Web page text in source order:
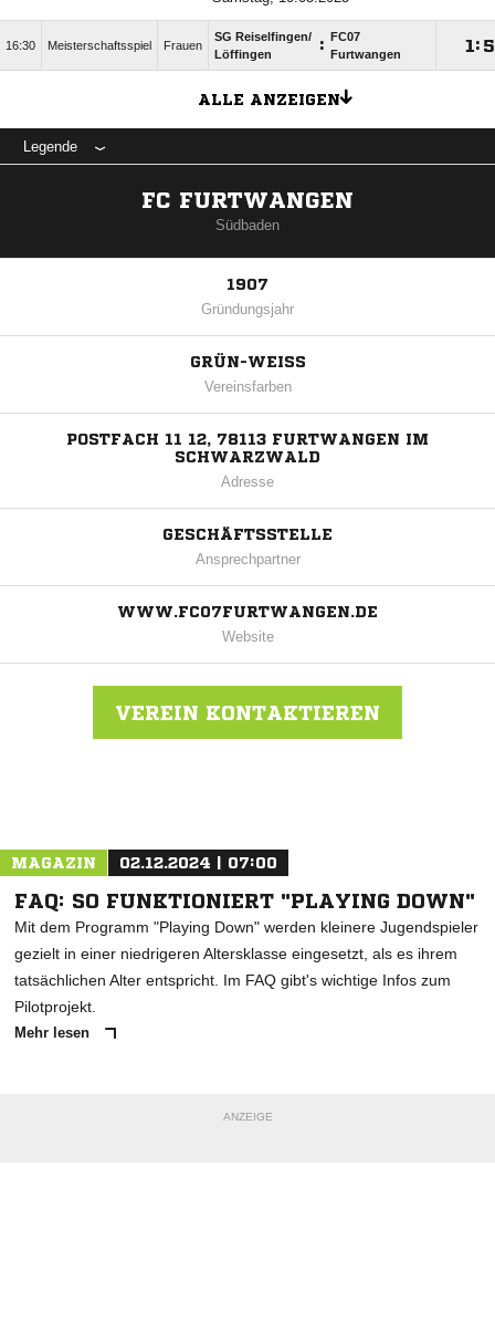
16:30 Meisterschaftsspiel Frauen
SG Reiselfingen/​
Löffingen
:
FC07
Furtwangen
: 
ALLE ANZEIGEN
Legende
FC FURTWANGEN
Südbaden
1907
Gründungsjahr
GRÜN-WEISS
Vereinsfarben
POSTFACH 11 12, 78113 FURTWANGEN IM
SCHWARZWALD
Adresse
GESCHÄFTSSTELLE
Ansprechpartner
WWW.FC07FURTWANGEN.DE
Website
VEREIN KONTAKTIEREN
MAGAZIN 02.12.2024 | 07:00
FAQ: SO FUNKTIONIERT "PLAYING DOWN"
Mit dem Programm "Playing Down" werden kleinere Jugendspieler
gezielt in einer niedrigeren Altersklasse eingesetzt, als es ihrem
tatsächlichen Alter entspricht. Im FAQ gibt's wichtige Infos zum
Pilotprojekt.
Mehr lesen
ANZEIGE